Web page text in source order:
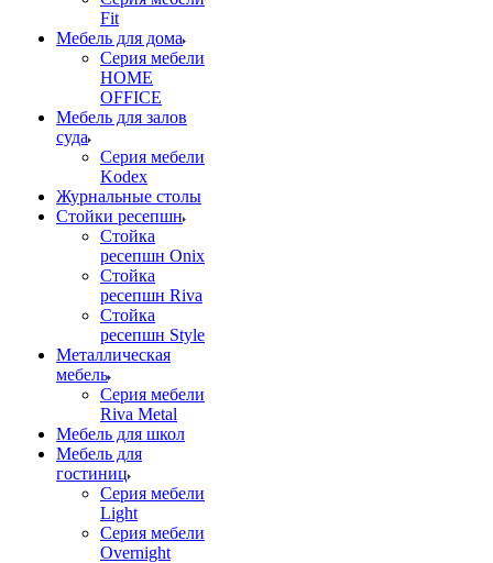
Fit
Мебель для дома
Серия мебели
HOME
OFFICE
Мебель для залов
суда
Серия мебели
Kodex
Журнальные столы
Стойки ресепшн
Стойка
ресепшн Onix
Стойка
ресепшн Riva
Стойка
ресепшн Style
Металлическая
мебель
Серия мебели
Riva Metal
Мебель для школ
Мебель для
гостиниц
Серия мебели
Light
Серия мебели
Overnight